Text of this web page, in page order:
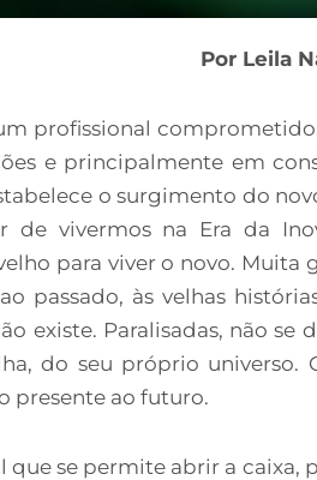
Por Leila
profissional
e principalmente em
o surgimento do
de vivermos na Era da
para viver o novo. Muita
passado, às velhas
existe. Paralisadas, não se
do seu próprio universo.
presente ao futuro.
que se permite abrir a caixa,